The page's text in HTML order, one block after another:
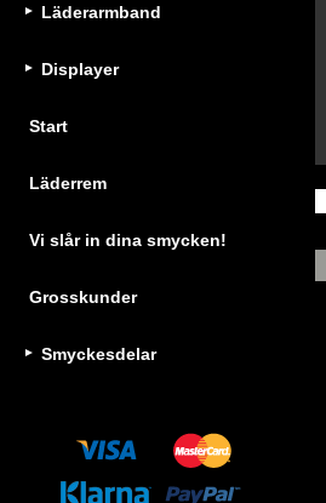
Läderarmband
Displayer
Start
Läderrem
Vi slår in dina smycken!
Grosskunder
Smyckesdelar